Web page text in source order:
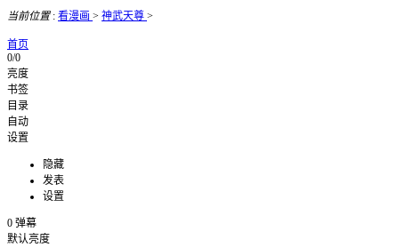
当前位置: 看漫画 > 神武天尊 >
首页
0/0
亮度
书签
目录
自动
设置
隐藏
发表
设置
0 弹幕
默认亮度